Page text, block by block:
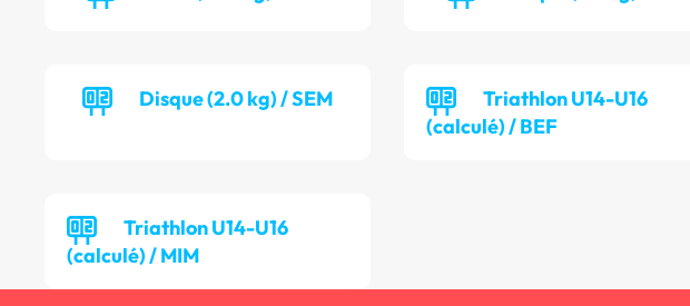
Disque (2.0 kg) / SEM
Triathlon U14-U16
(calculé) / BEF
Triathlon U14-U16
(calculé) / MIM